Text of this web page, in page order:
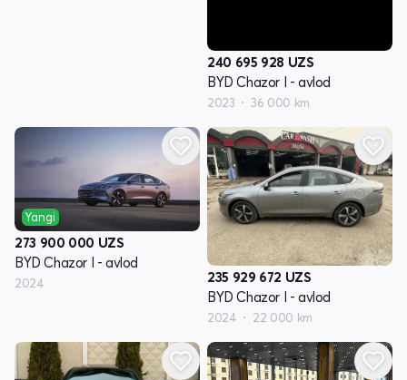
240 695 928 UZS
BYD Chazor I - avlod
2023 36 000 km
Yangi
273 900 000 UZS
BYD Chazor I - avlod
2024 235 929 672 UZS
BYD Chazor I - avlod
2024 22 000 km